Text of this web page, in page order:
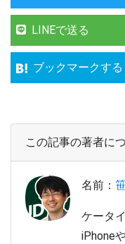
LINEで送る
ブックマークする
この記事の著者に
名前：
ケータ
iPhone